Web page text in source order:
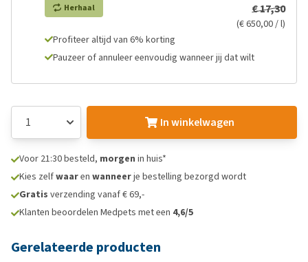
Herhaal € 17,30
(€ 650,00 / l)
Profiteer altijd van 6% korting
Pauzeer of annuleer eenvoudig wanneer jij dat wilt
In winkelwagen
Voor 21:30 besteld, morgen in huis*
Kies zelfwaaren wanneerje bestelling bezorgd wordt
Gratis verzending vanaf € 69,-
Klanten beoordelen Medpets met een 4,6/5
Gerelateerde producten